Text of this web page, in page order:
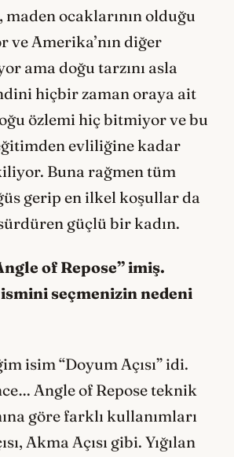
maden ocaklarının olduğu
ve Amerika’nın diğer
ama doğu tarzını asla
hiçbir zaman oraya ait
özlemi hiç bitmiyor ve bu
evliliğine kadar
Buna rağmen tüm
gerip en ilkel koşullar da
güçlü bir kadın.
of Repose” imiş.
ismini seçmenizin nedeni
isim “Doyum Açısı” idi.
Angle of Repose teknik
göre farklı kullanımları
Akma Açısı gibi. Yığılan